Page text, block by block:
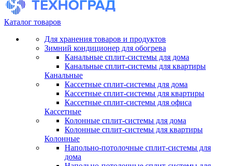
Каталог товаров
Для хранения товаров и продуктов
Зимний кондиционер для обогрева
Канальные сплит-системы для дома
Канальные сплит-системы для квартиры
Канальные
Кассетные сплит-системы для дома
Кассетные сплит-системы для квартиры
Кассетные сплит-системы для офиса
Кассетные
Колонные сплит-системы для дома
Колонные сплит-системы для квартиры
Колонные
Напольно-потолочные сплит-системы для
дома